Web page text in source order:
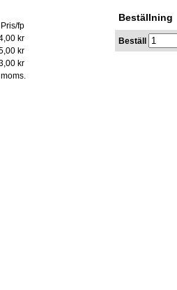
Pris/fp
kr
kr
kr
Beställning
Beställ